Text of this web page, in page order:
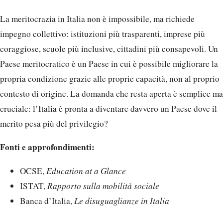
La meritocrazia in Italia non è impossibile, ma richiede
impegno collettivo: istituzioni più trasparenti, imprese più
coraggiose, scuole più inclusive, cittadini più consapevoli. Un
Paese meritocratico è un Paese in cui è possibile migliorare la
propria condizione grazie alle proprie capacità, non al proprio
contesto di origine. La domanda che resta aperta è semplice ma
cruciale: l’Italia è pronta a diventare davvero un Paese dove il
merito pesa più del privilegio?
Fonti e approfondimenti:
OCSE,Education at a Glance
ISTAT,Rapporto sulla mobilità sociale
Banca d’Italia,Le disuguaglianze in Italia